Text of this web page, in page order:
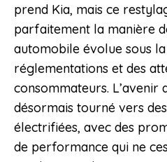
prend Kia, mais ce
parfaitement la manière
automobile évolue sous
réglementations et des
consommateurs. L’avenir
désormais tourné vers
électrifiées, avec des
de performance qui ne